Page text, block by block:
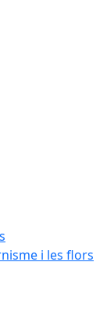
i les flors